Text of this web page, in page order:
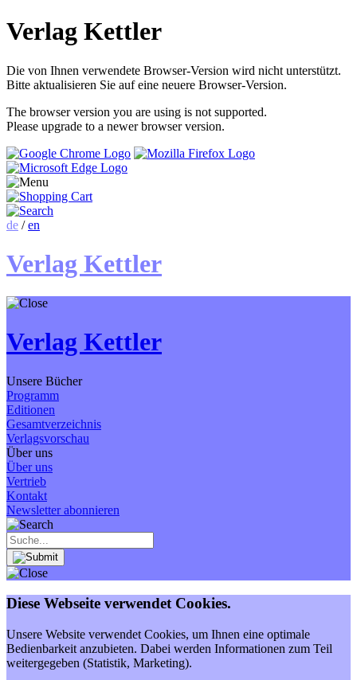
Verlag Kettler
Die von Ihnen verwendete Browser-Version wird nicht unterstützt.
Bitte aktualisieren Sie auf eine neuere Browser-Version.
The browser version you are using is not supported.
Please upgrade to a newer browser version.
de /en
Verlag Kettler
Verlag Kettler
Unsere Bücher
Programm
Editionen
Gesamtverzeichnis
Verlagsvorschau
Über uns
Über uns
Vertrieb
Kontakt
Newsletter abonnieren
Diese Webseite verwendet Cookies.
Unsere Website verwendet Cookies, um Ihnen eine optimale
Bedienbarkeit anzubieten. Dabei werden Informationen zum Teil
weitergegeben (Statistik, Marketing).